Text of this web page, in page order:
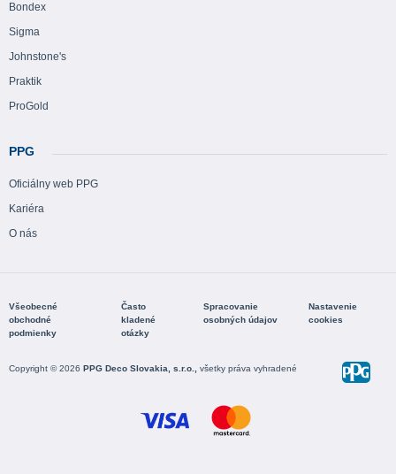
Bondex
Sigma
Johnstone's
Praktik
ProGold
PPG
Oficiálny web PPG
Kariéra
O nás
Všeobecné
obchodné
podmienky
Často
kladené
otázky
Spracovanie
osobných údajov
Nastavenie
cookies
Copyright © 2026 PPG Deco Slovakia, s.r.o., všetky práva vyhradené